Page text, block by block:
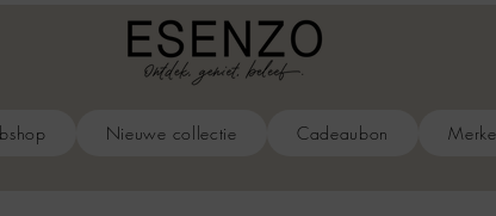
Nieuwe collectie Cadeaubon